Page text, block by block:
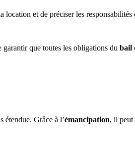
location et de préciser les
garantir que toutes les obligations du bail
étendue. Grâce à l’émancipation, il peut